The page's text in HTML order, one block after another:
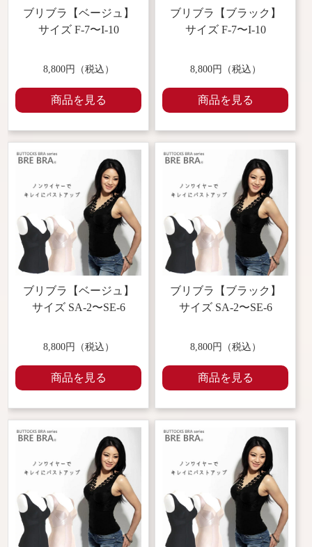
ブリブラ【ベージュ】
サイズ F-7〜I-10
8,800円（税込）
商品を見る
ブリブラ【ブラック】
サイズ F-7〜I-10
8,800円（税込）
商品を見る
ブリブラ【ベージュ】
サイズ SA-2〜SE-6
8,800円（税込）
商品を見る
ブリブラ【ブラック】
サイズ SA-2〜SE-6
8,800円（税込）
商品を見る